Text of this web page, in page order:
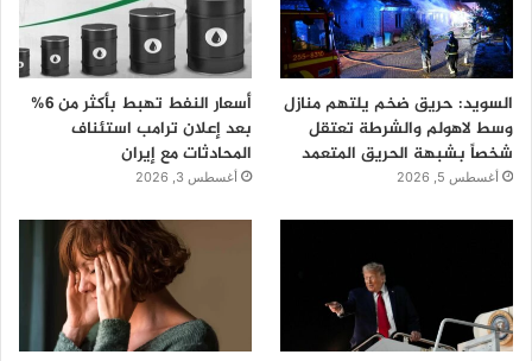
السويد: حريق ضخم يلتهم منازل
وسط لاهولم والشرطة تعتقل
شخصاً بشبهة الحريق المتعمد
أغسطس 5, 2026
أسعار النفط تهبط بأكثر من 6%
بعد إعلان ترامب استئناف
المحادثات مع إيران
أغسطس 3, 2026